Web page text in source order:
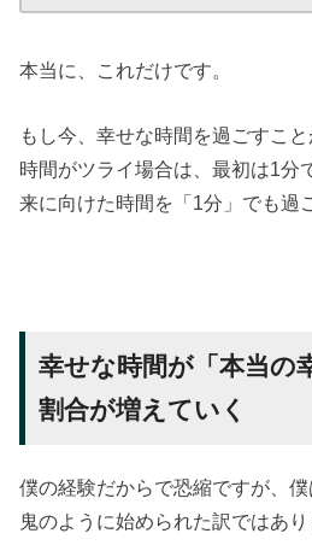
本当に、これだけです。
もし今、幸せな時間を過ごすこ
時間がツライ場合は、最初は1分
来に向けた時間を「1分」でも過
幸せな時間が「本当の
割合が増えていく
僕の経験だからで恐縮ですが、
鬼のように始められた訳ではあり